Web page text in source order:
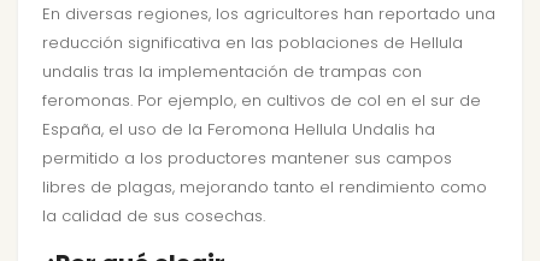
En diversas regiones, los agricultores han reportado una
reducción significativa en las poblaciones de Hellula
undalis tras la implementación de trampas con
feromonas. Por ejemplo, en cultivos de col en el sur de
España, el uso de la Feromona Hellula Undalis ha
permitido a los productores mantener sus campos
libres de plagas, mejorando tanto el rendimiento como
la calidad de sus cosechas.